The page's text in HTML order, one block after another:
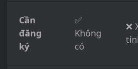
Cần
đăng
ký
✅
Không
có
❌